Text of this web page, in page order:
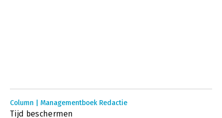
Column | Managementboek Redactie
Tijd beschermen